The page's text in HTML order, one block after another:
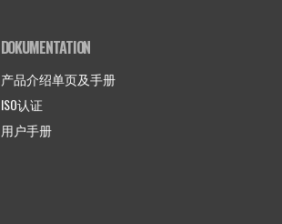
DOKUMENTATION
产品介绍单页及手册
ISO认证
用户手册